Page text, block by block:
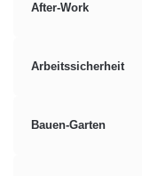
After-Work
Arbeitssicherheit
Bauen-Garten